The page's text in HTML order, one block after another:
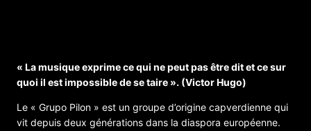
« La musique exprime ce qui ne peut pas être dit et ce sur
quoi il est impossible de se taire ». (Victor Hugo)
Le « Grupo Pilon » est un groupe d’origine capverdienne qui
vit depuis deux générations dans la diaspora européenne.